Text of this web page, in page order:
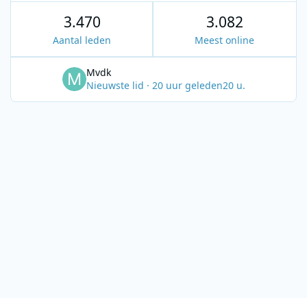
3.470
Aantal leden
3.082
Meest online
Mvdk
Nieuwste lid · 20 uur geleden20 u.